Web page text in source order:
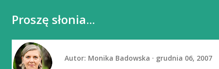
Proszę słonia...
Autor: Monika Badowska grudnia 06, 2007